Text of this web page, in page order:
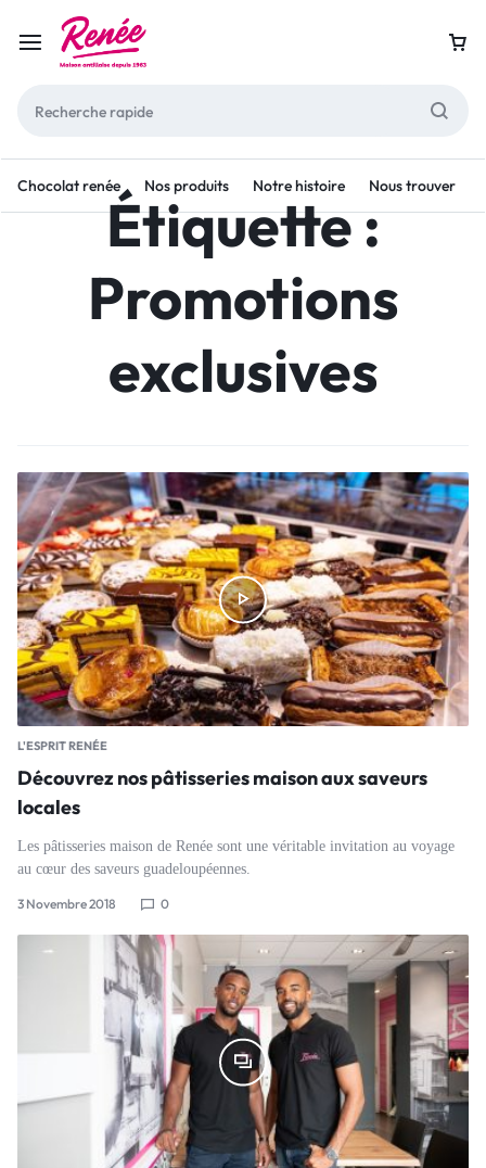
Chocolat renée Nos produits Notre histoire Nous trouver
Étiquette :
Promotions
exclusives
L'ESPRIT RENÉE
Découvrez nos pâtisseries maison aux saveurs
locales
Les pâtisseries maison de Renée sont une véritable invitation au voyage
au cœur des saveurs guadeloupéennes.
3 Novembre 2018 0